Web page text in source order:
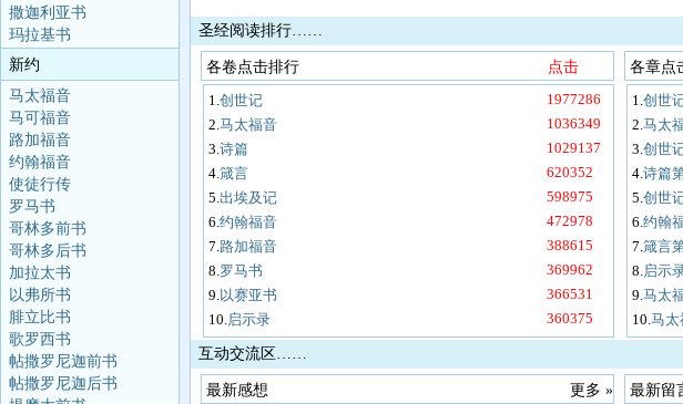
撒迦利亚书
玛拉基书
新约
马太福音
马可福音
路加福音
约翰福音
使徒行传
罗马书
哥林多前书
哥林多后书
加拉太书
以弗所书
腓立比书
歌罗西书
帖撒罗尼迦前书
帖撒罗尼迦后书
圣经阅读排行……
各卷点击排行
点击
1.创世记
1977286
2.马太福音
1036349
3.诗篇
1029137
4.箴言
620352
5.出埃及记
598975
6.约翰福音
472978
7.路加福音
388615
8.罗马书
369962
9.以赛亚书
366531
10.启示录 360375
各章点
1.创世
2.马太
3.创世
4.诗篇
5.创世
6.约翰
7.箴言
8.启示
9.马太
10.马太
互动交流区……
最新感想 更多 » 最新留